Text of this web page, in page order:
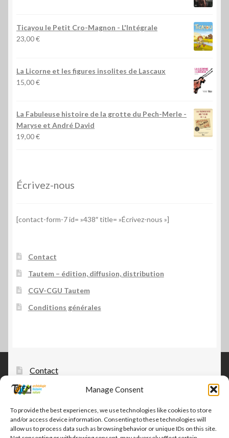
Manage Consent
To provide the best experiences, we use technologies like cookies to store
and/or access device information. Consenting to these technologies will
allow us to process data such as browsing behavior or unique IDs on this site.
Ticayou le Petit Cro-Magnon - L'Intégrale
23,00€
La Licorne et les figures insolites de Lascaux
15,00€
La Fabuleuse histoire de la grotte du Pech-Merle -
Maryse et André David
19,00€
Écrivez-nous
[contact-form-7 id= »438″ title= »Écrivez-nous »]
Contact
Tautem – édition, diffusion, distribution
CGV-CGU Tautem
Conditions générales
Contact
Tautem – édition, diffusion, distribution
CGV-CGU Tautem
Conditions générales